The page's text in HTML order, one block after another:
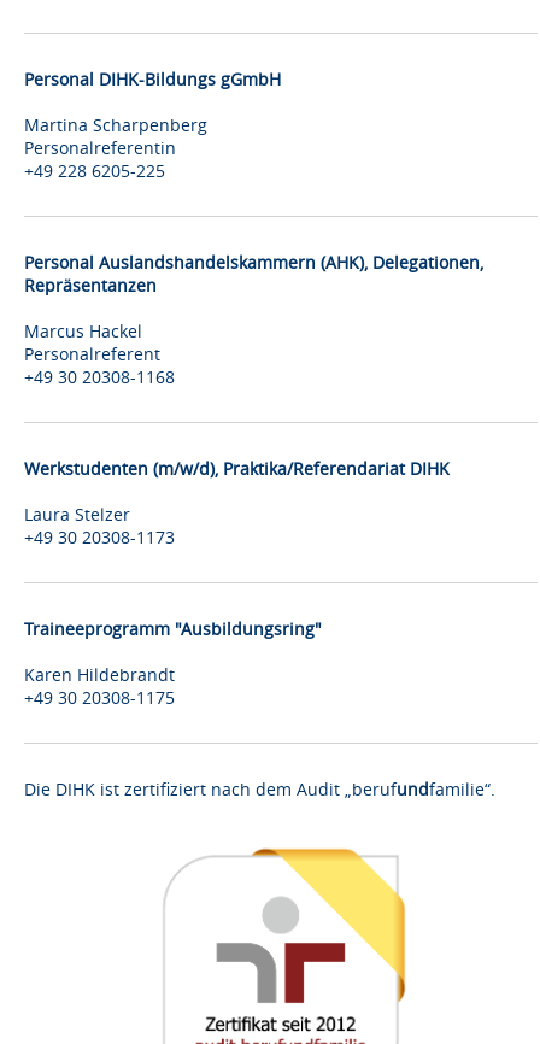
Personal DIHK-Bildungs gGmbH
Martina Scharpenberg
Personalreferentin
+49 228 6205-225
Personal Auslandshandelskammern (AHK), Delegationen,
Repräsentanzen
Marcus Hackel
Personalreferent
+49 30 20308-1168
Werkstudenten (m/w/d), Praktika/Referendariat DIHK
Laura Stelzer
+49 30 20308-1173
Traineeprogramm "Ausbildungsring"
Karen Hildebrandt
+49 30 20308-1175
Die DIHK ist zertifiziert nach dem Audit „berufundfamilie“.